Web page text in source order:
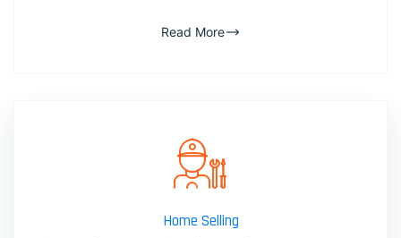
Read More
Home Selling